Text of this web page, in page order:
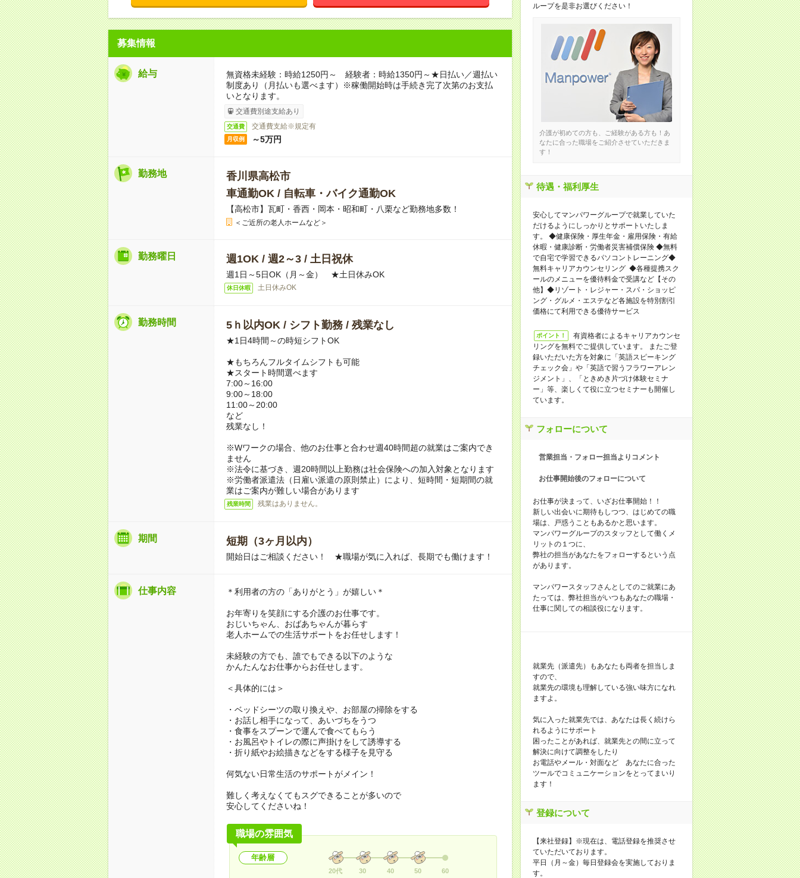
募集情報
給与
無資格未経験：時給1250円～ 経験者：時給1350円～★日払い／週払い
制度あり（月払いも選べます）※稼働開始時は手続き完了次第のお支払
いとなります。
交通費別途支給あり
交通費 交通費支給※規定有
月収例 ～5万円
勤務地
香川県高松市
車通勤OK / 自転車・バイク通勤OK
【高松市】瓦町・香西・岡本・昭和町・八栗など勤務地多数！
＜ご近所の老人ホームなど＞
勤務曜日 週1OK / 週2～3 / 土日祝休
週1日～5日OK（月～金） ★土日休みOK
休日休暇 土日休みOK
勤務時間 5ｈ以内OK / シフト勤務 / 残業なし
★1日4時間～の時短シフトOK
★もちろんフルタイムシフトも可能
★スタート時間選べます
7:00～16:00
9:00～18:00
11:00～20:00
など
残業なし！
※Wワークの場合、他のお仕事と合わせ週40時間超の就業はご案内でき
ません
※法令に基づき、週20時間以上勤務は社会保険への加入対象となります
※労働者派遣法（日雇い派遣の原則禁止）により、短時間・短期間の就
業はご案内が難しい場合があります
残業時間 残業はありません。
期間 短期（3ヶ月以内）
開始日はご相談ください！ ★職場が気に入れば、長期でも働けます！
仕事内容 ＊利用者の方の「ありがとう」が嬉しい＊
お年寄りを笑顔にする介護のお仕事です。
おじいちゃん、おばあちゃんが暮らす
老人ホームでの生活サポートをお任せします！
未経験の方でも、誰でもできる以下のような
かんたんなお仕事からお任せします。
＜具体的には＞
・ベッドシーツの取り換えや、お部屋の掃除をする
・お話し相手になって、あいづちをうつ
・食事をスプーンで運んで食べてもらう
・お風呂やトイレの際に声掛けをして誘導する
・折り紙やお絵描きなどをする様子を見守る
何気ない日常生活のサポートがメイン！
難しく考えなくてもスグできることが多いので
安心してくださいね！
職場の雰囲気
年齢層
20代 30 40 50 60
ループを是非お選びください！
介護が初めての方も、ご経験がある方も！あ
なたに合った職場をご紹介させていただきま
す！
待遇・福利厚生
安心してマンパワーグループで就業していた
だけるようにしっかりとサポートいたしま
す。 ◆健康保険・厚生年金・雇用保険・有給
休暇・健康診断・労働者災害補償保険 ◆無料
で自宅で学習できるパソコントレーニング◆
無料キャリアカウンセリング ◆各種提携スク
ールのメニューを優待料金で受講など【その
他】◆リゾート・レジャー・スパ・ショッピ
ング・グルメ・エステなど各施設を特別割引
価格にて利用できる優待サービス
ポイント！
有資格者によるキャリアカウンセ
リングを無料でご提供しています。 またご登
録いただいた方を対象に「英語スピーキング
チェック会」や「英語で習うフラワーアレン
ジメント」、「ときめき片づけ体験セミナ
ー」等、楽しくて役に立つセミナーも開催し
ています。
フォローについて
営業担当・フォロー担当よりコメント
お仕事開始後のフォローについて
お仕事が決まって、いざお仕事開始！！
新しい出会いに期待もしつつ、はじめての職
場は、戸惑うこともあるかと思います。
マンパワーグループのスタッフとして働くメ
リットの１つに、
弊社の担当があなたをフォローするという点
があります。
マンパワースタッフさんとしてのご就業にあ
たっては、弊社担当がいつもあなたの職場・
仕事に関しての相談役になります。
就業先（派遣先）もあなたも両者を担当しま
すので、
就業先の環境も理解している強い味方になれ
ますよ。
気に入った就業先では、あなたは長く続けら
れるようにサポート
困ったことがあれば、就業先との間に立って
解決に向けて調整をしたり
お電話やメール・対面など あなたに合った
ツールでコミュニケーションをとってまいり
ます！
登録について
【来社登録】※現在は、電話登録を推奨させ
ていただいております。
平日（月～金）毎日登録会を実施しておりま
す。